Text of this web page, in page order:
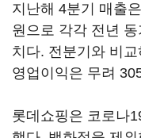
지난해 4분기 매출
원으로 각각 전년
치다. 전분기와 비
영업이익은 무려
롯데쇼핑은 코로나